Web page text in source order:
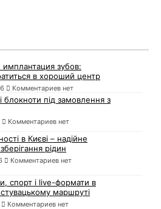
имплантация зубов:
в хороший центр
Комментариев нет
блокноти під замовлення з
Комментариев нет
в Києві – надійне
рідин
Комментариев нет
спорт і live-формати в
маршруті
Комментариев нет